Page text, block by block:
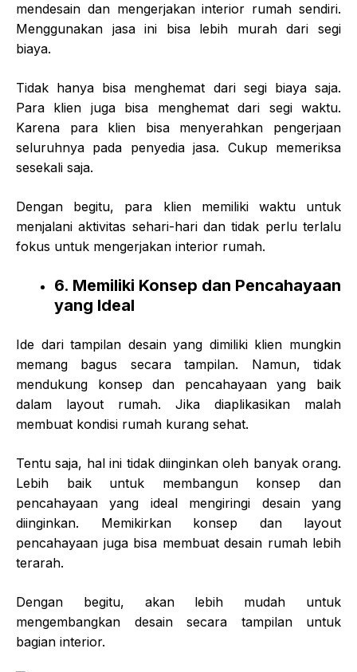
mendesain dan mengerjakan interior rumah sendiri.
Menggunakan jasa ini bisa lebih murah dari segi
biaya.
Tidak hanya bisa menghemat dari segi biaya saja.
Para klien juga bisa menghemat dari segi waktu.
Karena para klien bisa menyerahkan pengerjaan
seluruhnya pada penyedia jasa. Cukup memeriksa
sesekali saja.
Dengan begitu, para klien memiliki waktu untuk
menjalani aktivitas sehari-hari dan tidak perlu terlalu
fokus untuk mengerjakan interior rumah.
6. Memiliki Konsep dan Pencahayaan
yang Ideal
Ide dari tampilan desain yang dimiliki klien mungkin
memang bagus secara tampilan. Namun, tidak
mendukung konsep dan pencahayaan yang baik
dalam layout rumah. Jika diaplikasikan malah
membuat kondisi rumah kurang sehat.
Tentu saja, hal ini tidak diinginkan oleh banyak orang.
Lebih baik untuk membangun konsep dan
pencahayaan yang ideal mengiringi desain yang
diinginkan. Memikirkan konsep dan layout
pencahayaan juga bisa membuat desain rumah lebih
terarah.
Dengan begitu, akan lebih mudah untuk
mengembangkan desain secara tampilan untuk
bagian interior.